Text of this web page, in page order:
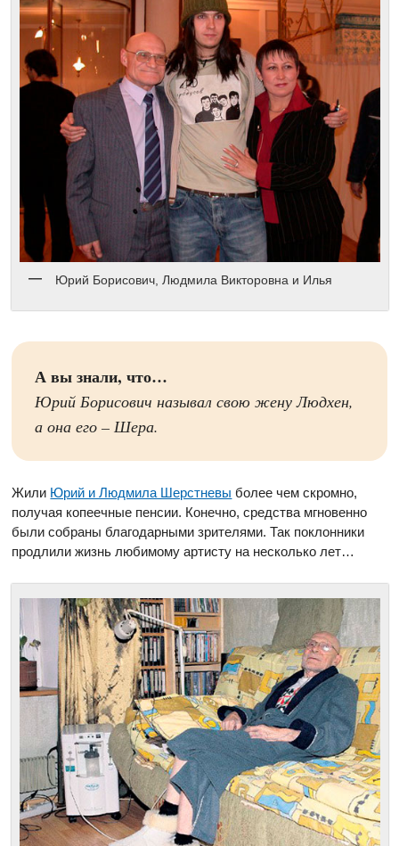
Юрий Борисович, Людмила Викторовна и Илья
А вы знали, что…
Юрий Борисович называл свою жену Людхен,
а она его – Шера.
Жили Юрий и Людмила Шерстневы более чем скромно,
получая копеечные пенсии. Конечно, средства мгновенно
были собраны благодарными зрителями. Так поклонники
продлили жизнь любимому артисту на несколько лет…